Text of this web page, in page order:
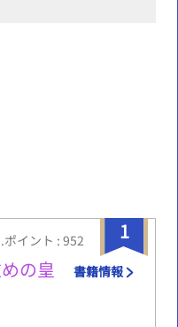
1
ポイント : 952
の皇 書籍情報